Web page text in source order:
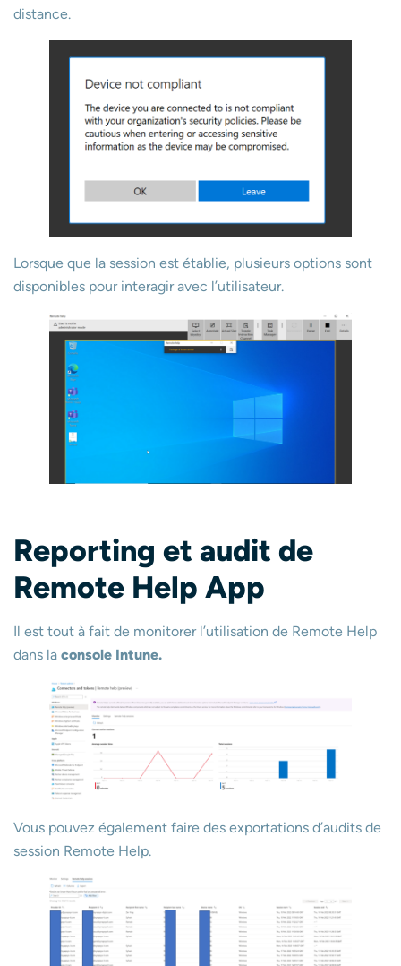
distance.
Lorsque que la session est établie, plusieurs options sont
disponibles pour interagir avec l’utilisateur.
Reporting et audit de
Remote Help App
Il est tout à fait de monitorer l’utilisation de Remote Help
dans la console Intune.
Vous pouvez également faire des exportations d’audits de
session Remote Help.